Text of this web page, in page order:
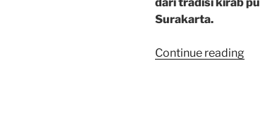
Surakarta.
Continue reading